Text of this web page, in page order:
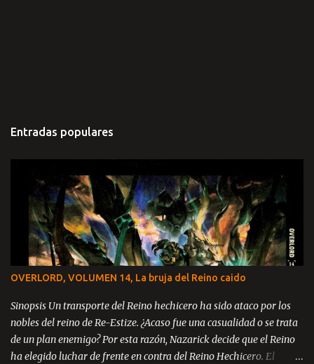
Entradas populares
OVERLORD, VOLUMEN 14, La bruja del Reino caido
Sinopsis Un transporte del Reino hechicero ha sido ataco por los
nobles del reino de Re-Estize. ¿Acaso fue una casualidad o se trata
de un plan enemigo? Por esta razón, Nazarick decide que el Reino
ha elegido luchar de frente en contra del Reino Hechicero. El